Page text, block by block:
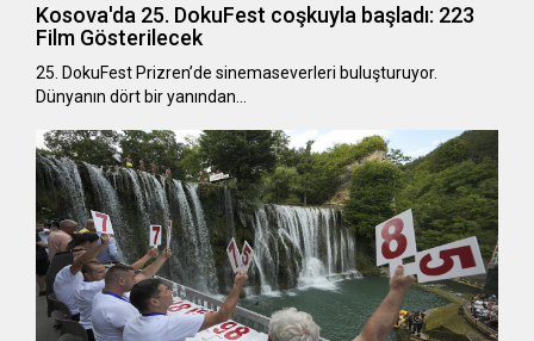
Kosova'da 25. DokuFest coşkuyla başladı: 223
Film Gösterilecek
25. DokuFest Prizren’de sinemaseverleri buluşturuyor.
Dünyanın dört bir yanından…